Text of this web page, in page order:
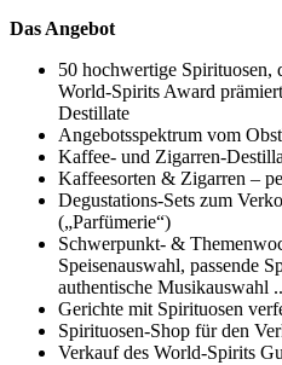
Das Angebot
50 hochwertige Spirituosen,
World-Spirits Award
Destillate
Angebotsspektrum vom
Kaffee- und Zigarren-
Kaffeesorten & Zigarren –
Degustations-Sets zum
(„Parfümerie“)
Schwerpunkt- &
Speisenauswahl, passende
authentische Musikauswahl
Gerichte mit Spirituosen
Spirituosen-Shop für den
Verkauf des World-Spirits